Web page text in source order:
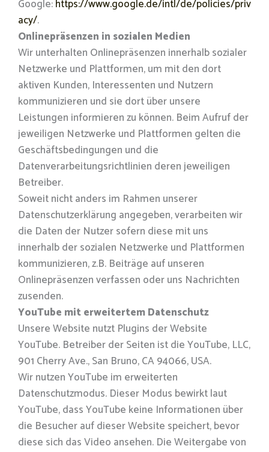
Google:https://www.google.de/intl/de/policies/priv
acy/.
Onlinepräsenzen in sozialen Medien
Wir unterhalten Onlinepräsenzen innerhalb sozialer
Netzwerke und Plattformen, um mit den dort
aktiven Kunden, Interessenten und Nutzern
kommunizieren und sie dort über unsere
Leistungen informieren zu können. Beim Aufruf der
jeweiligen Netzwerke und Plattformen gelten die
Geschäftsbedingungen und die
Datenverarbeitungsrichtlinien deren jeweiligen
Betreiber.
Soweit nicht anders im Rahmen unserer
Datenschutzerklärung angegeben, verarbeiten wir
die Daten der Nutzer sofern diese mit uns
innerhalb der sozialen Netzwerke und Plattformen
kommunizieren, z.B. Beiträge auf unseren
Onlinepräsenzen verfassen oder uns Nachrichten
zusenden.
YouTube mit erweitertem Datenschutz
Unsere Website nutzt Plugins der Website
YouTube. Betreiber der Seiten ist die YouTube, LLC,
901 Cherry Ave., San Bruno, CA 94066, USA.
Wir nutzen YouTube im erweiterten
Datenschutzmodus. Dieser Modus bewirkt laut
YouTube, dass YouTube keine Informationen über
die Besucher auf dieser Website speichert, bevor
diese sich das Video ansehen. Die Weitergabe von